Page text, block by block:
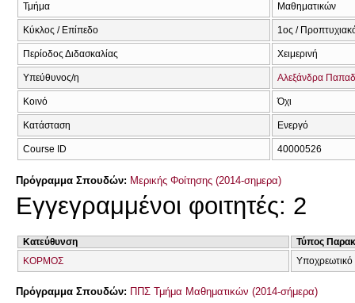
Τμήμα Μαθηματικών
Κύκλος / Επίπεδο 1ος /
Περίοδος Διδασκαλίας Χειμερινή
Υπεύθυνος/η Αλεξάνδρα
Κοινό Όχι
Κατάσταση Ενεργό
Course ID 40000526
Πρόγραμμα Σπουδών: Μερικής Φοίτησης (2014-σημερα)
Εγγεγραμμένοι φοιτητές: 2
Κατεύθυνση
Τύπος
ΚΟΡΜΟΣ
Πρόγραμμα Σπουδών: ΠΠΣ Τμήμα Μαθηματικών (2014-σήμερα)